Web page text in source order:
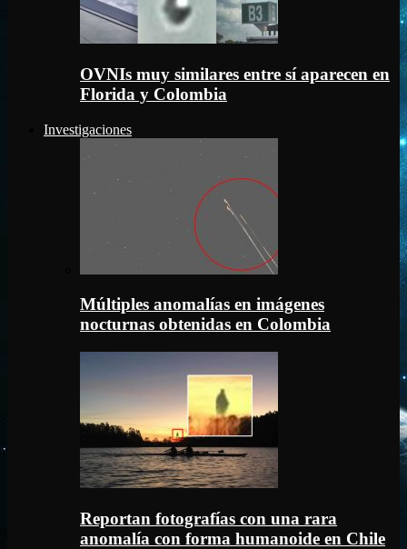
OVNIs muy similares entre sí aparecen en
Florida y Colombia
Investigaciones
Múltiples anomalías en imágenes
nocturnas obtenidas en Colombia
Reportan fotografías con una rara
anomalía con forma humanoide en Chile